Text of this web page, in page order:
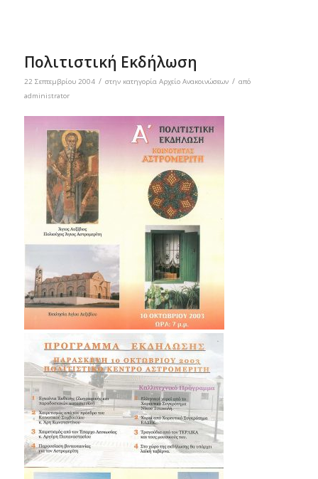
Πολιτιστική Εκδήλωση
22 Σεπτεμβρίου 2004 / στην κατηγορία Αρχείο Ανακοινώσεων / από
administrator